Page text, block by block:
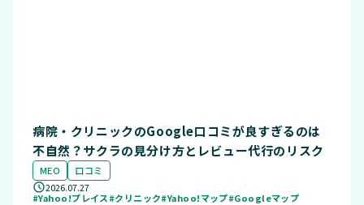
病院・クリニックのGoogle口コミが良すぎるのは
不自然？サクラの見分け方とレビュー代行のリスク
MEO
口コミ
2026.07.27
#Yahoo!プレイス#クリニック#Yahoo!マップ#Googleマップ